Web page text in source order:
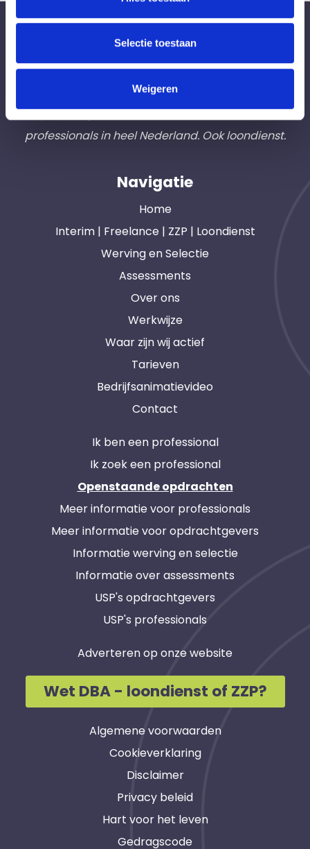
Selectie toestaan
Weigeren
Bureau Ad Interim ®
Professionals likeFrintzz
Hét interim bemiddelingsbureau voor
opdrachtgevers en interim, freelance en ZZP
professionals in heel Nederland. Ook loondienst.
Navigatie
Home
Interim | Freelance | ZZP | Loondienst
Werving en Selectie
Assessments
Over ons
Werkwijze
Waar zijn wij actief
Tarieven
Bedrijfsanimatievideo
Contact
Ik ben een professional
Ik zoek een professional
Openstaande opdrachten
Meer informatie voor professionals
Meer informatie voor opdrachtgevers
Informatie werving en selectie
Informatie over assessments
USP's opdrachtgevers
USP's professionals
Adverteren op onze website
Wet DBA - loondienst of ZZP?
Algemene voorwaarden
Cookieverklaring
Disclaimer
Privacy beleid
Hart voor het leven
Gedragscode